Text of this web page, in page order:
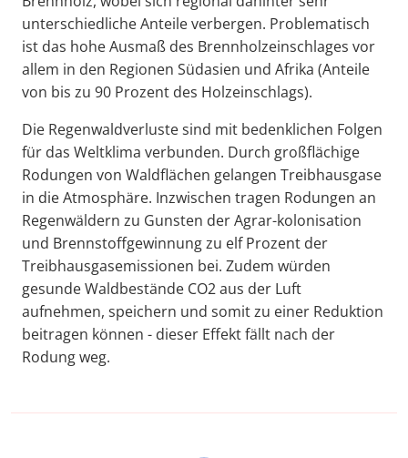
unterschiedliche Anteile verbergen. Problematisch
ist das hohe Ausmaß des Brennholzeinschlages vor
allem in den Regionen Südasien und Afrika (Anteile
von bis zu 90 Prozent des Holzeinschlags).
Die Regenwaldverluste sind mit bedenklichen Folgen
für das Weltklima verbunden. Durch großflächige
Rodungen von Waldflächen gelangen Treibhausgase
in die Atmosphäre. Inzwischen tragen Rodungen an
Regenwäldern zu Gunsten der Agrar-kolonisation
und Brennstoffgewinnung zu elf Prozent der
Treibhausgasemissionen bei. Zudem würden
gesunde Waldbestände CO2 aus der Luft
aufnehmen, speichern und somit zu einer Reduktion
beitragen können - dieser Effekt fällt nach der
Rodung weg.